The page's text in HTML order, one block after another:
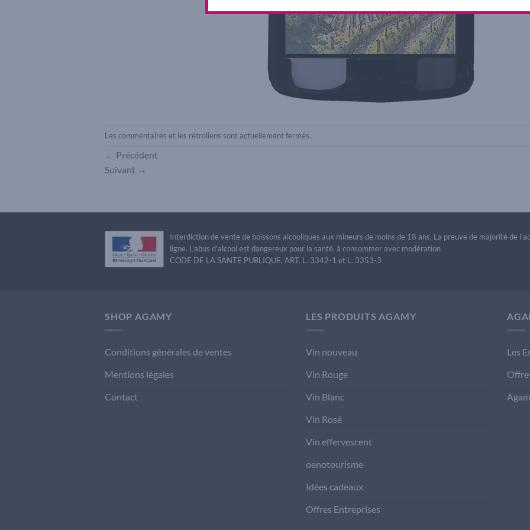
Les commentaires et les rétroliens sont actuellement fermés.
← Précédent
Suivant →
Interdiction de vente de boissons alcooliques aux mineurs de moins de 18 ans. La preuve de majorité de
ligne. L'abus d'alcool est dangereux pour la santé, à consommer avec modération
CODE DE LA SANTE PUBLIQUE, ART. L. 3342-1 et L. 3353-3
SHOP AGAMY
Conditions générales de ventes
Mentions légales
Contact
LES PRODUITS AGAMY
Vin nouveau
Vin Rouge
Vin Blanc
Vin Rosé
Vin effervescent
oenotourisme
Idées cadeaux
Offres Entreprises
Les